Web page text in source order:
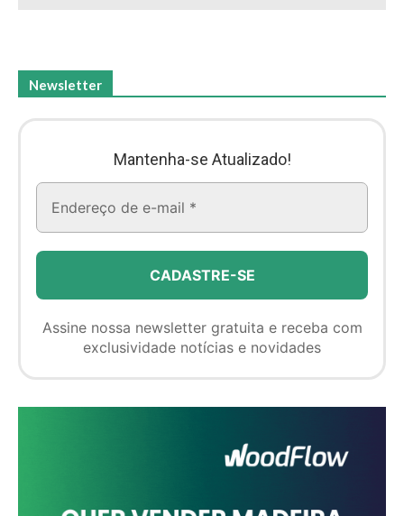
Newsletter
Mantenha-se Atualizado!
Assine nossa newsletter gratuita e receba com
exclusividade notícias e novidades